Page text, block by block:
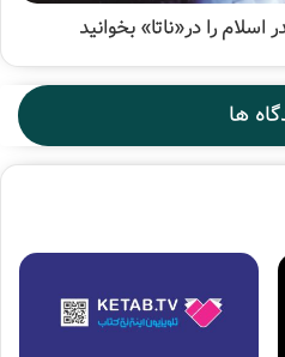
را در«ناتا» بخوانید
ها